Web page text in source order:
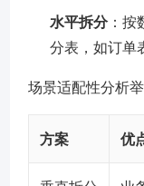
水平拆分：按
分表，如订单
场景适配性分析
方案 优